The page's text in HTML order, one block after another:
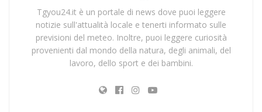
Tgyou24.it è un portale di news dove puoi leggere
notizie sull'attualità locale e tenerti informato sulle
previsioni del meteo. Inoltre, puoi leggere curiosità
provenienti dal mondo della natura, degli animali, del
lavoro, dello sport e dei bambini.